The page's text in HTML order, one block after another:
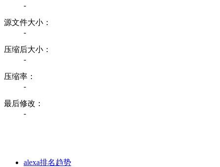
-
源文件大小：
-
压缩后大小：
-
压缩率：
-
最后修改：
-
alexa排名趋势